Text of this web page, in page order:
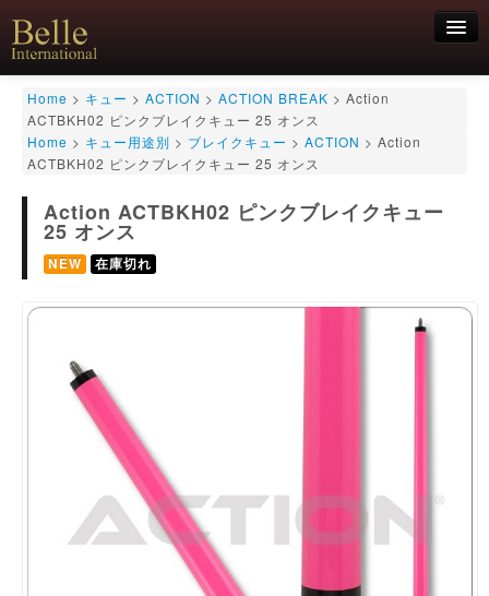
新規会員登録
ログイン
HOME
キュー用途別
シャフト
キューケース
特価商品
お気軽にお問合せくださいませ！
Home > キュー > ACTION > ACTION BREAK > Action
ACTBKH02 ピンクブレイクキュー 25 オンス
Home > キュー用途別 > ブレイクキュー > ACTION > Action
ACTBKH02 ピンクブレイクキュー 25 オンス
Action ACTBKH02 ピンクブレイクキュー
25 オンス
NEW 在庫切れ